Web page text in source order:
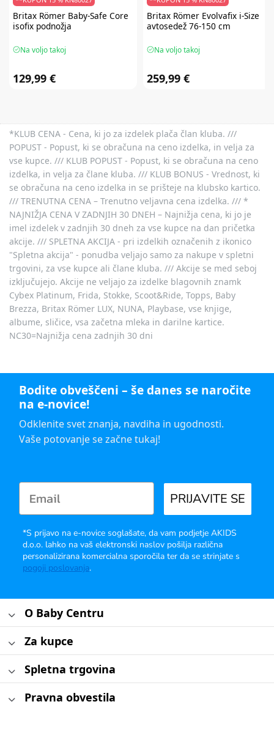
Britax RömerBaby-Safe Core
isofix podnožja
Na voljo takoj
129,99 €
Britax RömerEvolvafix i-Size
avtosedež 76-150 cm
Na voljo takoj
259,99 €
*KLUB CENA - Cena, ki jo za izdelek plača član kluba. ///
POPUST - Popust, ki se obračuna na ceno izdelka, in velja za
vse kupce. /// KLUB POPUST - Popust, ki se obračuna na ceno
izdelka, in velja za člane kluba. /// KLUB BONUS - Vrednost, ki
se obračuna na ceno izdelka in se prišteje na klubsko kartico.
/// TRENUTNA CENA – Trenutno veljavna cena izdelka. /// *
NAJNIŽJA CENA V ZADNJIH 30 DNEH – Najnižja cena, ki jo je
imel izdelek v zadnjih 30 dneh za vse kupce na dan pričetka
akcije. /// SPLETNA AKCIJA - pri izdelkih označenih z ikonico
"Spletna akcija" - ponudba veljajo samo za nakupe v spletni
trgovini, za vse kupce ali člane kluba. /// Akcije se med seboj
izključujejo. Akcije ne veljajo za izdelke blagovnih znamk
Cybex Platinum, Frida, Stokke, Scoot&Ride, Topps, Baby
Brezza, Britax Römer LUX, NUNA, Playbase, vse knjige,
albume, sličice, vsa začetna mleka in darilne kartice.
NC30=Najnižja cena zadnjih 30 dni
Bodite obveščeni – še danes se naročite
na e-novice!
Odklenite svet znanja, navdiha in ugodnosti.
Vaše potovanje se začne tukaj!
PRIJAVITE SE
*S prijavo na e-novice soglašate, da vam podjetje AKIDS
d.o.o. lahko na vaš elektronski naslov pošilja različna
personalizirana komercialna sporočila ter da se strinjate s
pogoji poslovanja.
O Baby Centru
Za kupce
Spletna trgovina
Pravna obvestila